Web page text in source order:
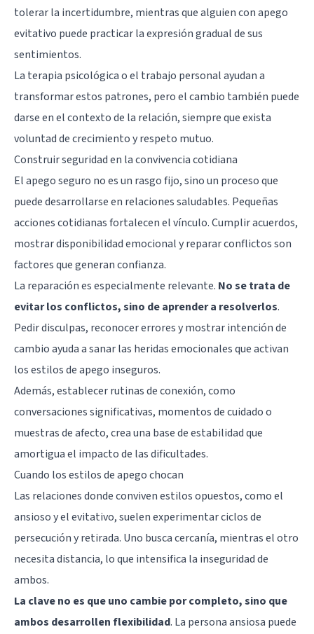
tolerar la incertidumbre, mientras que alguien con apego
evitativo puede practicar la expresión gradual de sus
sentimientos.
La terapia psicológica o el trabajo personal ayudan a
transformar estos patrones, pero el cambio también puede
darse en el contexto de la relación, siempre que exista
voluntad de crecimiento y respeto mutuo.
Construir seguridad en la convivencia cotidiana
El apego seguro no es un rasgo fijo, sino un proceso que
puede desarrollarse en relaciones saludables. Pequeñas
acciones cotidianas fortalecen el vínculo. Cumplir acuerdos,
mostrar disponibilidad emocional y reparar conflictos son
factores que generan confianza.
La reparación es especialmente relevante. No se trata de
evitar los conflictos, sino de aprender a resolverlos.
Pedir disculpas, reconocer errores y mostrar intención de
cambio ayuda a sanar las heridas emocionales que activan
los estilos de apego inseguros.
Además, establecer rutinas de conexión, como
conversaciones significativas, momentos de cuidado o
muestras de afecto, crea una base de estabilidad que
amortigua el impacto de las dificultades.
Cuando los estilos de apego chocan
Las relaciones donde conviven estilos opuestos, como el
ansioso y el evitativo, suelen experimentar ciclos de
persecución y retirada. Uno busca cercanía, mientras el otro
necesita distancia, lo que intensifica la inseguridad de
ambos.
La clave no es que uno cambie por completo, sino que
ambos desarrollen flexibilidad. La persona ansiosa puede